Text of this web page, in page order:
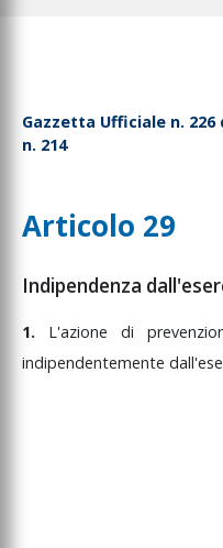
Gazzetta Ufficiale n. 226
n. 214
Articolo 29
Indipendenza
1. L'azione di
indipendentemente